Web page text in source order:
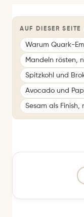
AUF DIESER SEITE
Warum Quark-
Mandeln rösten,
Spitzkohl und
Avocado und
Sesam als Finish,